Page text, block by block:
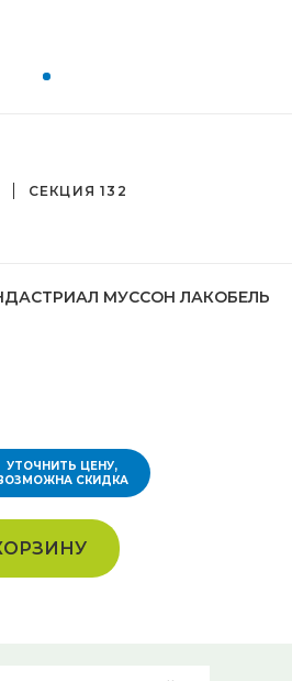
СЕКЦИЯ 132
МУССОН ЛАКОБЕЛЬ
УТОЧНИТЬ ЦЕНУ,
СКИДКА